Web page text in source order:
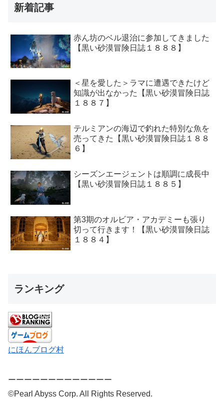
新着記事
赤ん坊のベル退治に参加してきました
【黒い砂漠冒険日誌１８８８】
＜星を愛した＞ラマに遭遇できたけど
知識が出なかった【黒い砂漠冒険日誌
１８８７】
テルミアンの海辺で釣れた特別な魚を
売ってきた【黒い砂漠冒険日誌１８８
６】
シーズンエージェントは順調に成長中
【黒い砂漠冒険日誌１８８５】
第3期のオルビア・アカデミーも張り
切って行きます！【黒い砂漠冒険日誌
１８８４】
ランキング
にほんブログ村
ーーーーーーーーーーーーー
©Pearl Abyss Corp. All Rights Reserved.